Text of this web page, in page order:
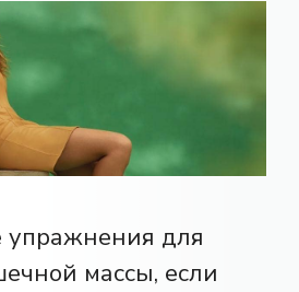
для
массы, если